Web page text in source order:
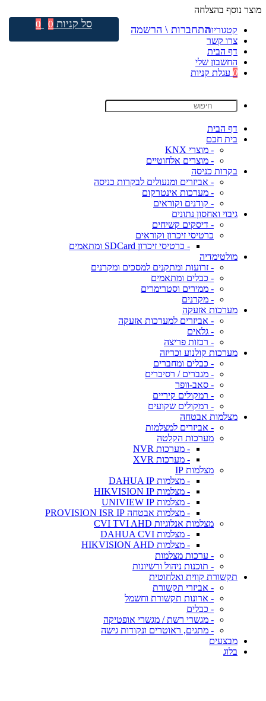
מוצר נוסף בהצלחה
קטגוריות
צרו קשר
דף הבית
החשבון שלי
0 עגלת קניות
דף הבית
בית חכם
- מוצרי KNX
- מוצרים אלחוטיים
בקרות כניסה
- אביזרים ומנעולים לבקרות כניסה
- מערכות אינטרקום
- קודנים וקוראים
גיבוי ואחסון נתונים
- דיסקים קשיחים
כרטיסי זיכרון וקוראים
- כרטיסי זיכרון SDCard ומתאמים
מולטימדיה
- זרועות ומתקנים למסכים ומקרנים
- כבלים ומתאמים
- ממירים וסטרימרים
- מקרנים
מערכות אזעקה
- אביזרים למערכות אזעקה
- גלאים
- רכזות פריצה
מערכות קולנוע וכריזה
- כבלים ומחברים
- מגברים / רסיברים
- סאב-וופר
- רמקולים קיריים
- רמקולים שקועים
מצלמות אבטחה
- אביזרים למצלמות
מערכות הקלטה
- מערכות NVR
- מערכות XVR
מצלמות IP
- מצלמות DAHUA IP
- מצלמות HIKVISION IP
- מצלמות UNIVIEW IP
- מצלמות אבטחה PROVISION ISR IP
מצלמות אנלוגיות CVI TVI AHD
- מצלמות DAHUA CVI
- מצלמות HIKVISION AHD
- ערכות מצלמות
- תוכנות ניהול ורשיונות
תקשורת קווית ואלחוטית
- אביזרי תקשורת
- ארונות תקשורת וחשמל
- כבלים
- מגשרי רשת / מגשרי אופטיקה
- מתגים, ראוטרים ונקודות גישה
מבצעים
בלוג
התחברות \ הרשמה סל קניות 0
0